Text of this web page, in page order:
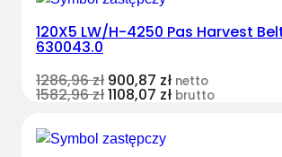
120X5 LW/H-4250 Pas Harvest
630043.0
1286,96zł 900,87 zł netto
1582,96zł1108,07 zł brutto